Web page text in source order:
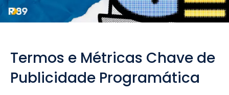
Termos e Métricas Chave de
Publicidade Programática